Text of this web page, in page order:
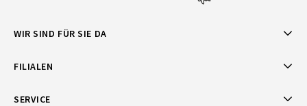
WIR SIND FÜR SIE DA
FILIALEN
SERVICE